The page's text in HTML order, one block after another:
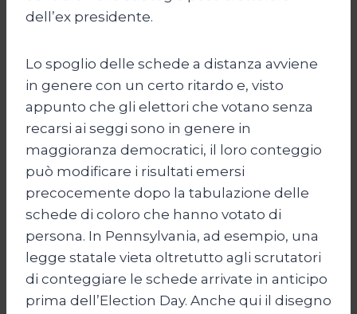
dell’ex presidente.
Lo spoglio delle schede a distanza avviene
in genere con un certo ritardo e, visto
appunto che gli elettori che votano senza
recarsi ai seggi sono in genere in
maggioranza democratici, il loro conteggio
può modificare i risultati emersi
precocemente dopo la tabulazione delle
schede di coloro che hanno votato di
persona. In Pennsylvania, ad esempio, una
legge statale vieta oltretutto agli scrutatori
di conteggiare le schede arrivate in anticipo
prima dell’Election Day. Anche qui il disegno